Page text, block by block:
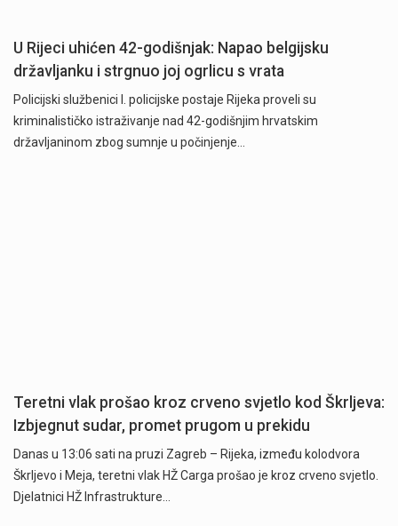
U Rijeci uhićen 42-godišnjak: Napao belgijsku
državljanku i strgnuo joj ogrlicu s vrata
Policijski službenici I. policijske postaje Rijeka proveli su
kriminalističko istraživanje nad 42-godišnjim hrvatskim
državljaninom zbog sumnje u počinjenje…
Teretni vlak prošao kroz crveno svjetlo kod Škrljeva:
Izbjegnut sudar, promet prugom u prekidu
Danas u 13:06 sati na pruzi Zagreb – Rijeka, između kolodvora
Škrljevo i Meja, teretni vlak HŽ Carga prošao je kroz crveno svjetlo.
Djelatnici HŽ Infrastrukture…